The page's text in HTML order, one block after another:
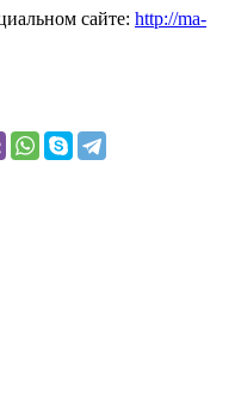
сайте: http://ma-